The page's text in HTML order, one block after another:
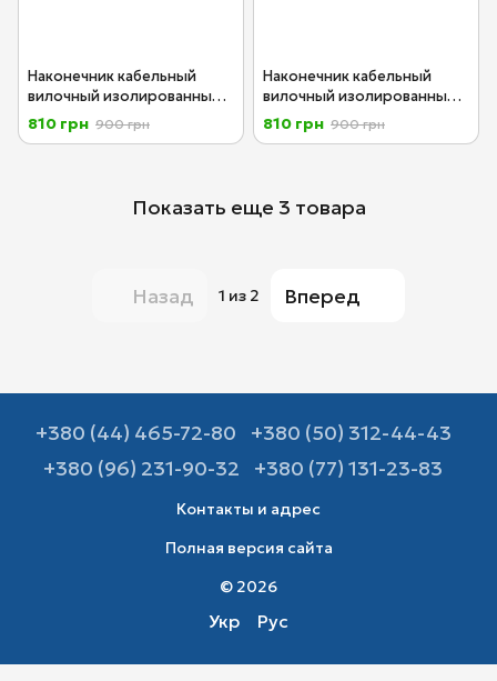
Наконечник кабельный
вилочный изолированный
0.5 - 1 мм2 М4 100 шт.
красный цветовой код DIN
810 грн 900 грн
Наконечник кабельный
вилочный изолированный
1.5 - 2.5 мм2 М4 100 шт.
красный цветовой код DIN
810 грн 900 грн
Показать еще 3 товара
Назад 1 из 2 Вперед
+380 (44) 465-72-80
+380 (50) 312-44-43
+380 (96) 231-90-32
+380 (77) 131-23-83
Контакты и адрес
Полная версия сайта
© 2026
Укр Рус